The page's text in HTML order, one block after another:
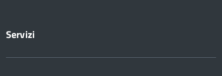
Servizi